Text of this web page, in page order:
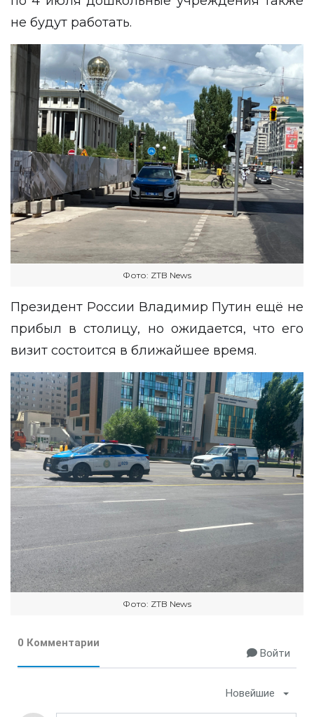
не будут работать.
Фото: ZTB News
Президент России Владимир Путин ещё не
прибыл в столицу, но ожидается, что его
визит состоится в ближайшее время.
Фото: ZTB News
0 Комментарии
Войти
Новейшие